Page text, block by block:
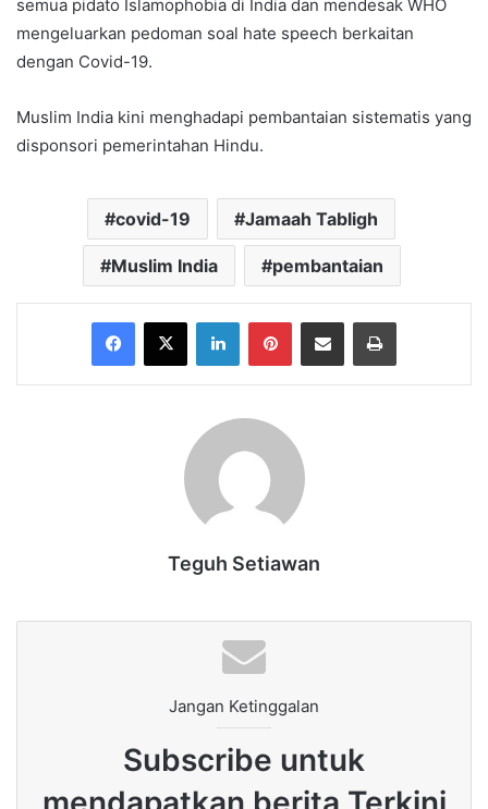
semua pidato Islamophobia di India dan mendesak WHO
mengeluarkan pedoman soal hate speech berkaitan
dengan Covid-19.
Muslim India kini menghadapi pembantaian sistematis yang
disponsori pemerintahan Hindu.
covid-19 Jamaah Tabligh
Muslim India pembantaian
Facebook
X LinkedInPinterestShare via Email Print
Teguh Setiawan
Jangan Ketinggalan
Subscribe untuk